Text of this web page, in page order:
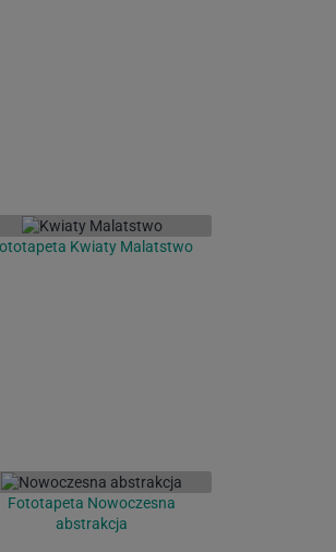
Kwiaty Malatstwo
Fototapeta Nowoczesna
abstrakcja